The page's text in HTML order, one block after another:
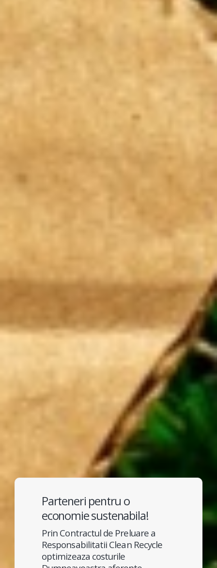
Parteneri pentru o
economie sustenabila!
Prin Contractul de Preluare a
Responsabilitatii Clean Recycle
optimizeaza costurile